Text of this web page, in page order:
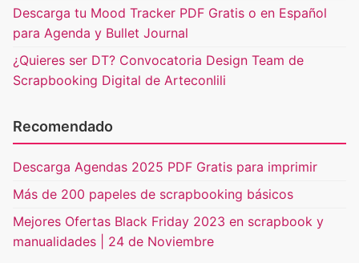
Descarga tu Mood Tracker PDF Gratis o en Español
para Agenda y Bullet Journal
¿Quieres ser DT? Convocatoria Design Team de
Scrapbooking Digital de Arteconlili
Recomendado
Descarga Agendas 2025 PDF Gratis para imprimir
Más de 200 papeles de scrapbooking básicos
Mejores Ofertas Black Friday 2023 en scrapbook y
manualidades | 24 de Noviembre